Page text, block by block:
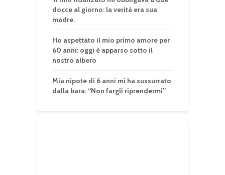
docce al giorno: la verità era sua
madre.
Ho aspettato il mio primo amore per
60 anni: oggi è apparso sotto il
nostro albero
Mia nipote di 6 anni mi ha sussurrato
dalla bara: “Non fargli riprendermi”